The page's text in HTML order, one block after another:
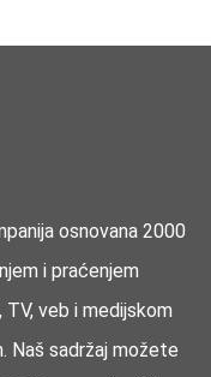
osnovana 2000
i praćenjem
veb i medijskom
Naš sadržaj možete